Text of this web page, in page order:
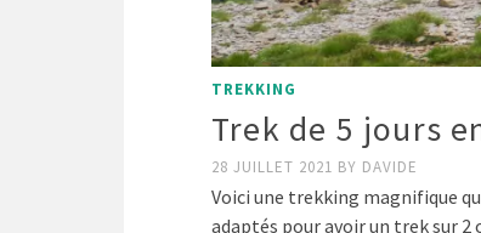
TREKKING
Trek de 5 jours
28 JUILLET 2021 BY DAVIDE
Voici une trekking magnifique
adaptés pour avoir un trek sur